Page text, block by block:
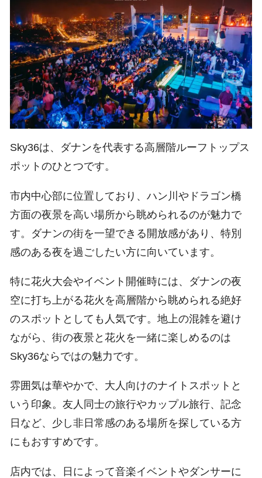
Sky36は、ダナンを代表する高層階ルーフトップス
ポットのひとつです。
市内中心部に位置しており、ハン川やドラゴン橋
方面の夜景を高い場所から眺められるのが魅力で
す。ダナンの街を一望できる開放感があり、特別
感のある夜を過ごしたい方に向いています。
特に花火大会やイベント開催時には、ダナンの夜
空に打ち上がる花火を高層階から眺められる絶好
のスポットとしても人気です。地上の混雑を避け
ながら、街の夜景と花火を一緒に楽しめるのは
Sky36ならではの魅力です。
雰囲気は華やかで、大人向けのナイトスポットと
いう印象。友人同士の旅行やカップル旅行、記念
日など、少し非日常感のある場所を探している方
にもおすすめです。
店内では、日によって音楽イベントやダンサーに